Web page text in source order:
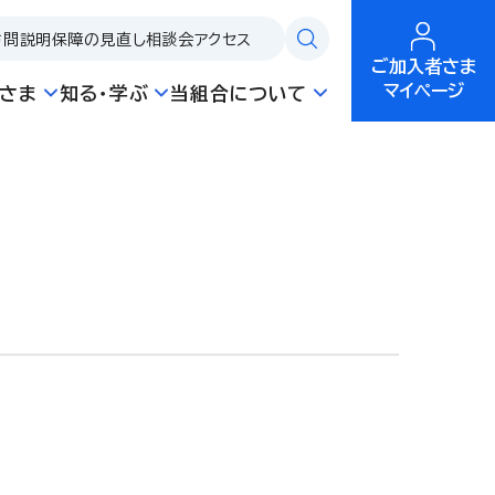
問説明 保障の見直し相談会アクセス
ま 知る・学ぶ 当組合について
ご加入者さま
マイページ